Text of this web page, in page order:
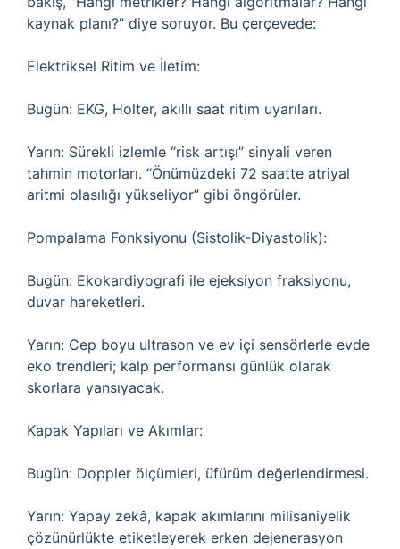
kaynak planı?” diye soruyor. Bu çerçevede:
Elektriksel Ritim ve İletim:
Bugün: EKG, Holter, akıllı saat ritim uyarıları.
Yarın: Sürekli izlemle “risk artışı” sinyali veren
tahmin motorları. “Önümüzdeki 72 saatte atriyal
aritmi olasılığı yükseliyor” gibi öngörüler.
Pompalama Fonksiyonu (Sistolik-Diyastolik):
Bugün: Ekokardiyografi ile ejeksiyon fraksiyonu,
duvar hareketleri.
Yarın: Cep boyu ultrason ve ev içi sensörlerle evde
eko trendleri; kalp performansı günlük olarak
skorlara yansıyacak.
Kapak Yapıları ve Akımlar:
Bugün: Doppler ölçümleri, üfürüm değerlendirmesi.
Yarın: Yapay zekâ, kapak akımlarını milisaniyelik
çözünürlükte etiketleyerek erken dejenerasyon